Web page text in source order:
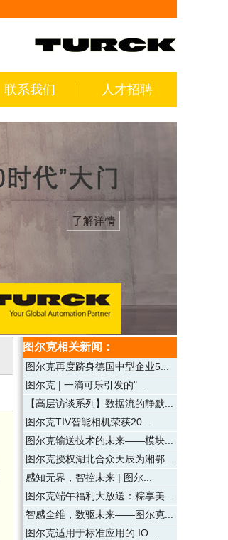
联系我们 人才招聘
图尔克相关新闻：
图尔克再度跻身德国中型企业5...
图尔克 | 一滴可乐引发的"...
【高层访谈系列】数据流的静默...
图尔克TIV智能相机荣获20...
图尔克输送技术的未来——模块...
图尔克授权湖北合众天辰为湘鄂...
感知无界，智控未来 | 图尔...
图尔克端午福利大放送：粽享美...
智感全维，数驱未来——图尔克...
图尔克适用于标准应用的 IO...